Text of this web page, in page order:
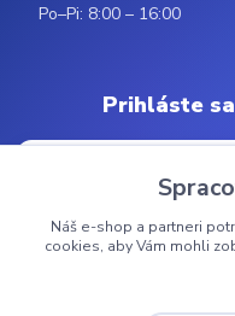
Po–Pi: 8:00 – 16:00
Prihláste
Náš e-shop a partneri
cookies, aby Vám mohli